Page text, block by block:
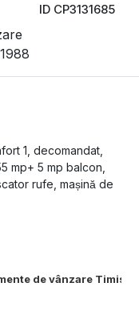
ID CP3131685
1988
de vânzare
1, decomandat,
mp+ 5 mp balcon,
rufe, mașină de